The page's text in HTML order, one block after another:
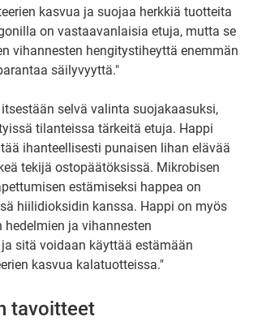
kasvua ja suojaa herkkiä tuotteita
on vastaavanlaisia etuja, mutta se
vihannesten hengitystiheyttä enemmän
säilyvyyttä."
selvä valinta suojakaasuksi,
tilanteissa tärkeitä etuja. Happi
ihanteellisesti punaisen lihan elävää
tekijä ostopäätöksissä. Mikrobisen
estämiseksi happea on
hiilidioksidin kanssa. Happi on myös
hedelmien ja vihannesten
sitä voidaan käyttää estämään
kasvua kalatuotteissa."
tavoitteet